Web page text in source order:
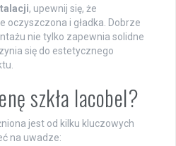
, upewnij się, że
oczyszczona i gładka. Dobrze
nie tylko zapewnia solidne
się do estetycznego
szkła lacobel?
jest od kilku kluczowych
na uwadze: